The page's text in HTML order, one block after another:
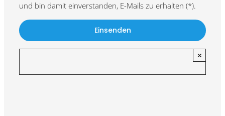
und bin damit einverstanden, E-Mails zu erhalten (*).
×